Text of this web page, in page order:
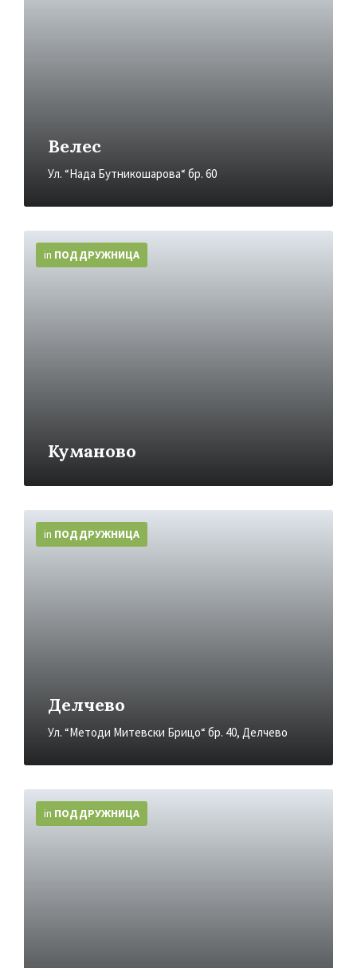
Велес
Ул. “Нада Бутникошарова“ бр. 60
Куманово
in ПОДДРУЖНИЦA
Info
Делчево
Ул. “Методи Митевски Брицо“ бр. 40, Делчево
in ПОДДРУЖНИЦA
Info
in ПОДДРУЖНИЦA
Info